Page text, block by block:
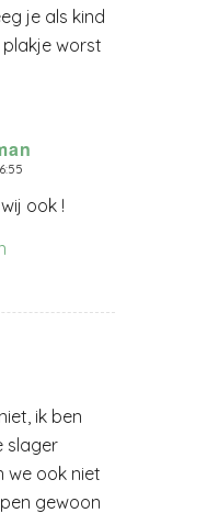
je als kind
worst
ook !
ik ben
slager
we ook niet
gewoon